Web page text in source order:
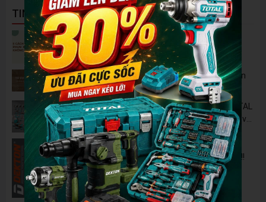
TIN NỔI BẬT
5 Cách Tận Dụng Máy Phun Xịt Áp Lực Cao
Không Chỉ Để Rửa Xe
Tủ Dụng Cụ CSPS: Giải Pháp Sắp Xếp Chuyên
Nghiệp Cho Mọi Xưởng Cơ Khí
🔋 Đột Phá Công Nghệ: Pin Lithium 42V TOTAL
B42M – Giải Pháp Thay Thế Máy Dùng Điện và
Nhiên Liệu
Pin 2Ah Chân Phổ Thông Dekton M21-
B2065PLUS - GỌN NHẸ, TIỆN LỢI đã về hàng!!!